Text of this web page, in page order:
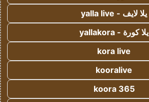
يلا لايف - yalla live
يلا كورة - yallakora
kora live
kooralive
koora 365